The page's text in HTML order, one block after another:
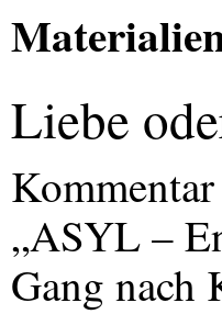
Liebe
„ASYL –
Gang nach